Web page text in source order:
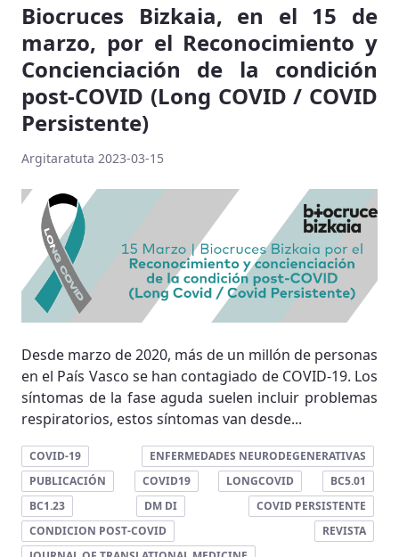
Biocruces Bizkaia, en el 15 de
marzo, por el Reconocimiento y
Concienciación de la condición
post-COVID (Long COVID / COVID
Persistente)
Argitaratuta 2023-03-15
Desde marzo de 2020, más de un millón de personas
en el País Vasco se han contagiado de COVID-19. Los
síntomas de la fase aguda suelen incluir problemas
respiratorios, estos síntomas van desde...
COVID-19
ENFERMEDADES NEURODEGENERATIVAS
PUBLICACIÓN
COVID19 LONGCOVID
BC5.01
BC1.23
DM DI
COVID PERSISTENTE
CONDICION POST-COVID
REVISTA